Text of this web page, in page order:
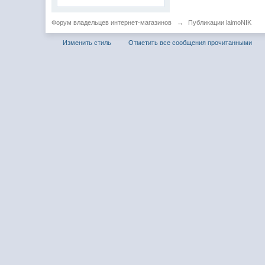
Форум владельцев интернет-магазинов → Публикации laimoNIK
Изменить стиль Отметить все сообщения прочитанными